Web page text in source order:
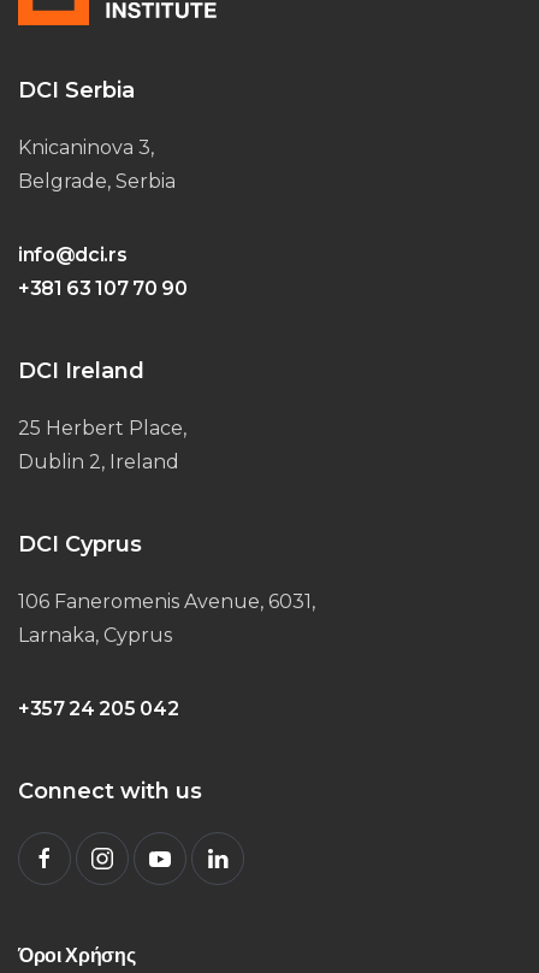
DCI Serbia
Knicaninova 3,
Belgrade, Serbia
info@dci.rs
+381 63 107 70 90
DCI Ireland
25 Herbert Place,
Dublin 2, Ireland
DCI Cyprus
106 Faneromenis Avenue, 6031,
Larnaka, Cyprus
+357 24 205 042
Connect with us
Όροι Χρήσης